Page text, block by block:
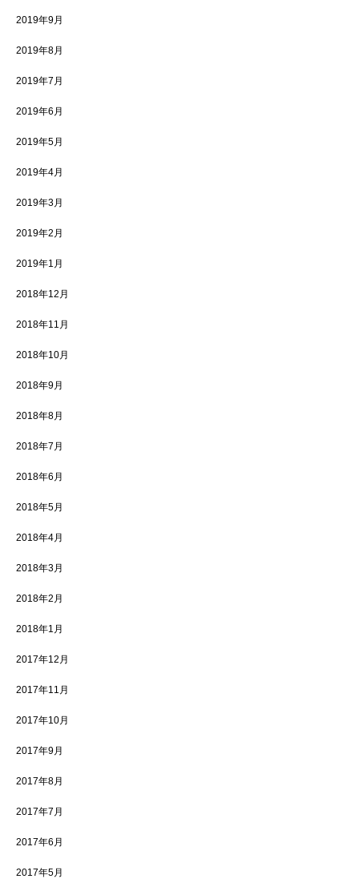
2019年9月
2019年8月
2019年7月
2019年6月
2019年5月
2019年4月
2019年3月
2019年2月
2019年1月
2018年12月
2018年11月
2018年10月
2018年9月
2018年8月
2018年7月
2018年6月
2018年5月
2018年4月
2018年3月
2018年2月
2018年1月
2017年12月
2017年11月
2017年10月
2017年9月
2017年8月
2017年7月
2017年6月
2017年5月